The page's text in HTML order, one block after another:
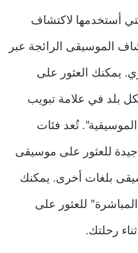
أستخدمها لاكتشاف
الموسيقى الرائجة عبر
يمكنك العثور على
بلد في علامة تبويب
تُعد فئات
للعثور على موسيقى
بلغات أخرى. يمكنك
للعثور على
رحلتك.